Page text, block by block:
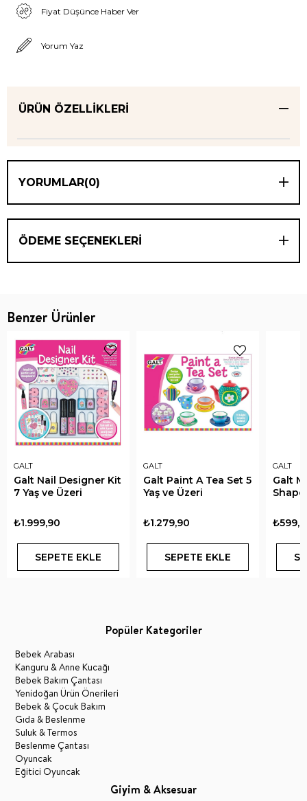
Fiyat Düşünce Haber Ver
Yorum Yaz
ÜRÜN ÖZELLIKLERI
YORUMLAR(0)
ÖDEME SEÇENEKLERI
Benzer Ürünler
GALT
Galt Nail Designer Kit
7 Yaş ve Üzeri
₺1.999,90
SEPETE EKLE
GALT
Galt Paint A Tea Set 5
Yaş ve Üzeri
₺1.279,90
SEPETE EKLE
GALT
Galt
Popüler Kategoriler
Bebek Arabası
Kanguru & Anne Kucağı
Bebek Bakım Çantası
Yenidoğan Ürün Önerileri
Bebek & Çocuk Bakım
Gıda & Beslenme
Suluk & Termos
Beslenme Çantası
Oyuncak
Eğitici Oyuncak
Giyim & Aksesuar